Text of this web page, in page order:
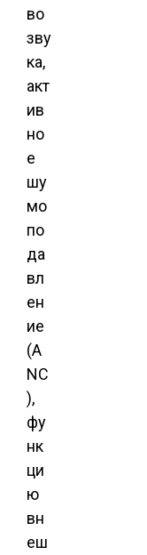
во
зву
ка,
акт
ив
но
е
шу
мо
по
да
вл
ен
ие
(A
NC
),
фу
нк
ци
ю
вн
еш